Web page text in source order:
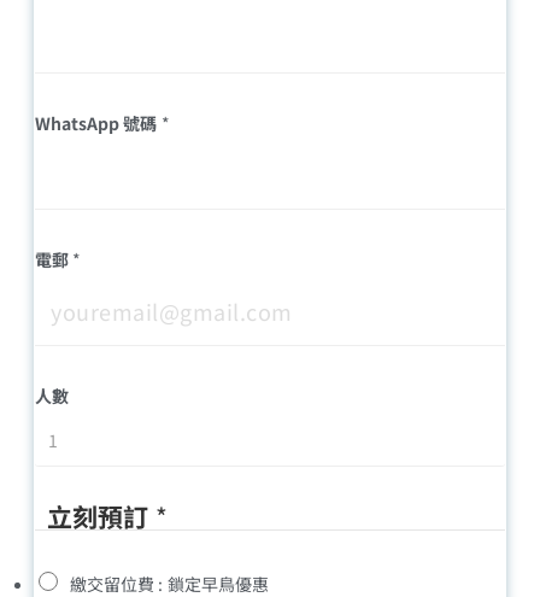
WhatsApp 號碼 *
電郵 *
人數
立刻預訂 *
繳交留位費 : 鎖定早鳥優惠